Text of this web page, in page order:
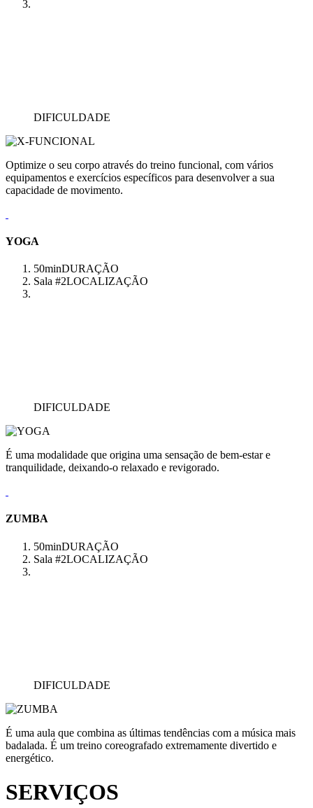
DIFICULDADE
Optimize o seu corpo através do treino funcional, com vários
equipamentos e exercícios específicos para desenvolver a sua
capacidade de movimento.
YOGA
50minDURAÇÃO
Sala #2LOCALIZAÇÃO
DIFICULDADE
É uma modalidade que origina uma sensação de bem-estar e
tranquilidade, deixando-o relaxado e revigorado.
ZUMBA
50minDURAÇÃO
Sala #2LOCALIZAÇÃO
DIFICULDADE
É uma aula que combina as últimas tendências com a música mais
badalada. É um treino coreografado extremamente divertido e
energético.
SERVIÇOS